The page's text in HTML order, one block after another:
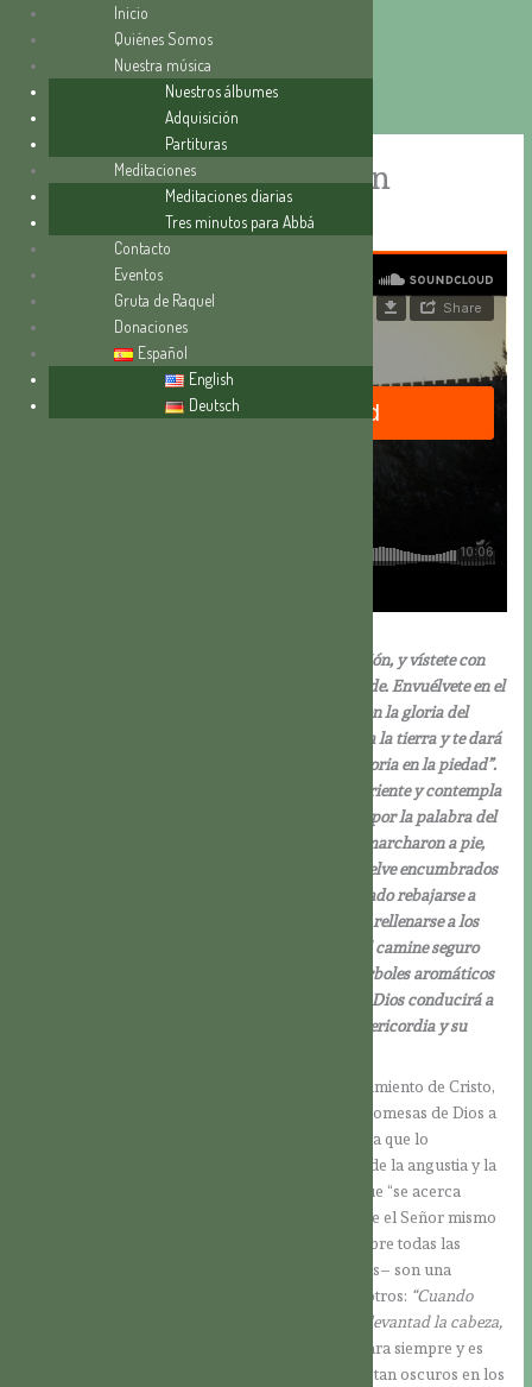
Las promesas de Dios son
nuestro consuelo
Jerusalén, despójate de tu vestido de luto y aflicción, y vístete con
las galas perpetuas de la gloria que Dios te concede. Envuélvete en el
manto de la justicia divina y adorna tu cabeza con la gloria del
Eterno. Porque Dios mostrará tu esplendor a toda la tierra y te dará
para siempre este nombre: “Paz en la justicia y gloria en la piedad”.
Levántate, Jerusalén, súbete en alto, mira hacia oriente y contempla
a tus hijos convocados desde oriente a occidente por la palabra del
Santo, y disfrutando del recuerdo de Dios. Se te marcharon a pie,
conducidos por el enemigo, pero Dios te los devuelve encumbrados
en gloria y en carroza real. Porque Dios ha ordenado rebajarse a
todo monte elevado y a las dunas permanentes, y rellenarse a los
barrancos, hasta nivelar la tierra, para que Israel camine seguro
bajo la gloria de Dios. Y hasta los bosques y los árboles aromáticos
darán sombra a Israel por orden de Dios. Porque Dios conducirá a
Israel con alegría a la luz de su gloria, con su misericordia y su
Nos acercamos cada vez más a la Fiesta del Nacimiento de Cristo,
y en las lecturas escuchamos las maravillosas promesas de Dios a
Israel. Él nunca deja a Su Pueblo sin una promesa que lo
reconforte y consuele. En medio de las tinieblas de la angustia y la
persecución, hemos de levantar la cabeza, porque “se acerca
nuestra liberación” (Lc 21,28). Estas palabras –que el Señor mismo
dirige a Sus discípulos después de advertirles sobre todas las
tribulaciones que vendrán al Final de los Tiempos– son una
indicación Suya que permanece en pie para nosotros: “Cuando
empiecen a suceder estas cosas, cobrad ánimo y levantad la cabeza,
. Se aplica para siempre y es
también una luz en este Adviento, en los tiempos tan oscuros en los
Inicio
Quiénes Somos
Nuestra música
Nuestros álbumes
Adquisición
Partituras
Meditaciones
Meditaciones diarias
Tres minutos para Abbá
Contacto
Eventos
Gruta de Raquel
Donaciones
Español
English
Deutsch